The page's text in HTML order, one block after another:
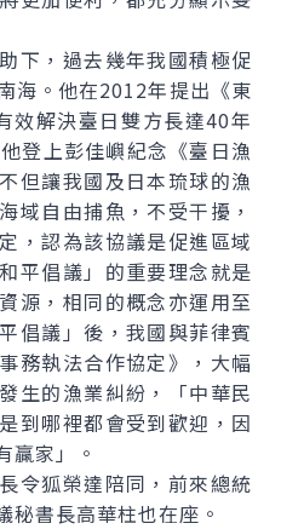
，過去幾年我國積極促
海。他在2012年提出《東
效解決臺日雙方長達40年
登上彭佳嶼紀念《臺日漁
但讓我國及日本琉球的漁
域自由捕魚，不受干擾，
，認為該協議是促進區域
平倡議」的重要理念就是
源，相同的概念亦運用至
倡議」後，我國與菲律賓
務執法合作協定》，大幅
生的漁業糾紛，「中華民
到哪裡都會受到歡迎，因
贏家」。
狐榮達陪同，前來總統
秘書長高華柱也在座。